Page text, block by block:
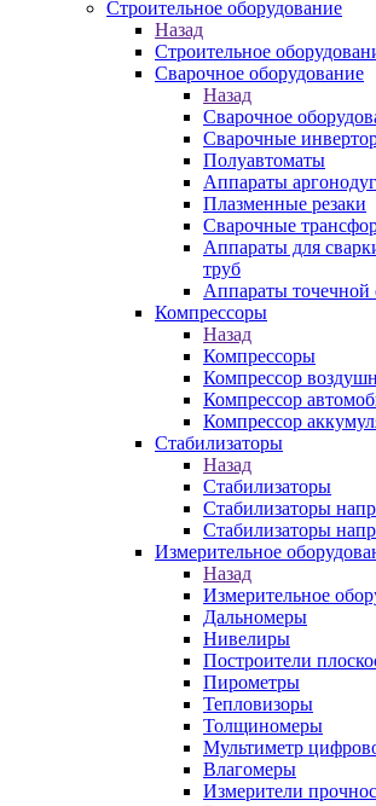
Строительное оборудование
Назад
Строительное
Сварочное оборудование
Назад
Сварочное
Сварочные
Полуавтоматы
Аппараты
Плазменные резаки
Сварочные
Аппараты для
труб
Аппараты точечной
Компрессоры
Назад
Компрессоры
Компрессор
Компрессор
Компрессор
Стабилизаторы
Назад
Стабилизаторы
Стабилизаторы
Стабилизаторы
Измерительное
Назад
Измерительное
Дальномеры
Нивелиры
Построители
Пирометры
Тепловизоры
Толщиномеры
Мультиметр
Влагомеры
Измерители